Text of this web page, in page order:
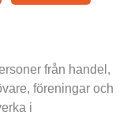
från handel,
föreningar och
i